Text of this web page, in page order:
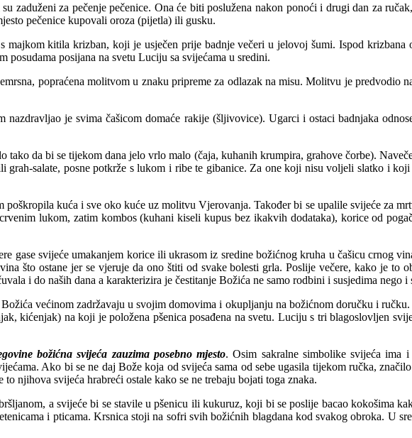
zaduženi za pečenje pečenice. Ona će biti poslužena nakon ponoći i drugi dan za
pečenice kupovali oroza (pijetla) ili gusku.
majkom kitila krizban, koji je usječen prije badnje večeri u jelovoj šumi. Ispod krizbana
posudama posijana na svetu Luciju sa svijećama u sredini.
popraćena molitvom u znaku pripreme za odlazak na misu. Molitvu je predvodio
je svima čašicom domaće rakije (šljivovice). Ugarci i ostaci badnjaka
tako da bi se tijekom dana jelo vrlo malo (čaja, kuhanih krumpira, grahove čorbe).
grah-salate, posne potkrže s lukom i ribe te gibanice. Za one koji nisu voljeli slatko i
poškropila kuća i sve oko kuće uz molitvu Vjerovanja. Također bi se upalile svijeće za
lukom, zatim kombos (kuhani kiseli kupus bez ikakvih dodataka), korice od
gase svijeće umakanjem korice ili ukrasom iz sredine božićnog kruha u čašicu crnog
što ostane jer se vjeruje da ono štiti od svake bolesti grla. Poslije večere, kako je
i do naših dana a karakterizira je čestitanje Božića ne samo rodbini i susjedima nego
većinom zadržavaju u svojim domovima i okupljanju na božićnom doručku i
kićenjak) na koji je položena pšenica posađena na svetu. Luciju s tri blagoslovljen
božićna svijeća zauzima posebno mjesto. Osim sakralne simbolike svijeća ima
Ako bi se ne daj Bože koja od svijeća sama od sebe ugasila tijekom ručka,
njihova svijeća hrabreći ostale kako se ne trebaju bojati toga znaka.
a svijeće bi se stavile u pšenicu ili kukuruz, koji bi se poslije bacao kokošima
i pticama. Krsnica stoji na sofri svih božićnih blagdana kod svakog obroka. U